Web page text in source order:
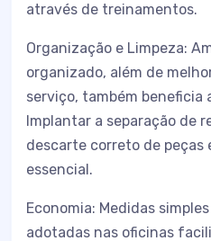
através de treinamentos.
Organização e Limpeza:
organizado, além de
serviço, também beneficia
Implantar a separação de
descarte correto de peças
essencial.
Economia: Medidas
adotadas nas oficinas